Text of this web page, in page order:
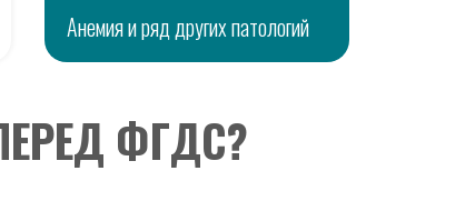
Анемия и ряд других патологий
ФГДС?